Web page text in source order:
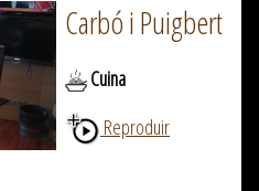
Carbó i Puigbert
Cuina
Reproduir